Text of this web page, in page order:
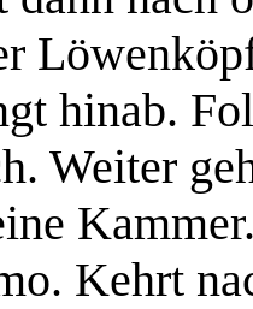
hinab.
Weiter
. Kehrt